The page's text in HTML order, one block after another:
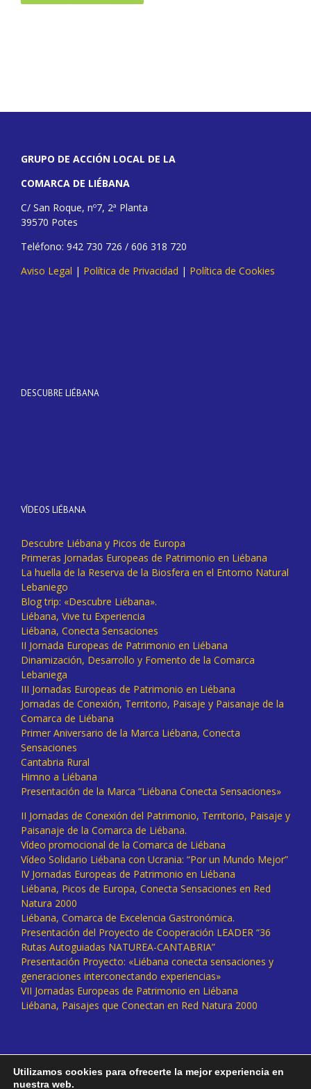
GRUPO DE ACCIÓN LOCAL DE LA
COMARCA DE LIÉBANA
C/ San Roque, nº7, 2ª Planta
39570 Potes
Teléfono: 942 730 726 / 606 318 720
Aviso Legal | Política de Privacidad | Política de Cookies
DESCUBRE LIÉBANA
VÍDEOS LIÉBANA
Descubre Liébana y Picos de Europa
Primeras Jornadas Europeas de Patrimonio en Liébana
La huella de la Reserva de la Biosfera en el Entorno Natural
Lebaniego
Blog trip: «Descubre Liébana».
Liébana, Vive tu Experiencia
Liébana, Conecta Sensaciones
II Jornada Europeas de Patrimonio en Liébana
Dinamización, Desarrollo y Fomento de la Comarca
Lebaniega
III Jornadas Europeas de Patrimonio en Liébana
Jornadas de Conexión, Territorio, Paisaje y Paisanaje de la
Comarca de Liébana
Primer Aniversario de la Marca Liébana, Conecta
Sensaciones
Cantabria Rural
Himno a Liébana
Presentación de la Marca “Liébana Conecta Sensaciones»
II Jornadas de Conexión del Patrimonio, Territorio, Paisaje y
Paisanaje de la Comarca de Liébana.
Vídeo promocional de la Comarca de Liébana
Vídeo Solidario Liébana con Ucrania: “Por un Mundo Mejor”
IV Jornadas Europeas de Patrimonio en Liébana
Liébana, Picos de Europa, Conecta Sensaciones en Red
Natura 2000
Liébana, Comarca de Excelencia Gastronómica.
Presentación del Proyecto de Cooperación LEADER “36
Rutas Autoguiadas NATUREA-CANTABRIA”
Presentación Proyecto: «Liébana conecta sensaciones y
generaciones interconectando experiencias»
VII Jornadas Europeas de Patrimonio en Liébana
Liébana, Paisajes que Conectan en Red Natura 2000
Utilizamos cookies para ofrecerte la mejor experiencia en
nuestra web.